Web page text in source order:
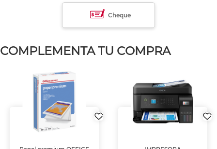
Cheque
COMPLEMENTA TU COMPRA